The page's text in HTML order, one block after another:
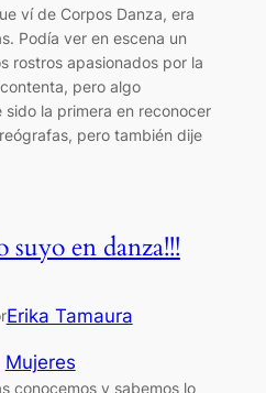
ví de Corpos Danza, era
Podía ver en escena un
rostros apasionados por la
pero algo
la primera en reconocer
pero también dije
suyo en danza!!!
Erika Tamaura
Mujeres
conocemos y sabemos lo